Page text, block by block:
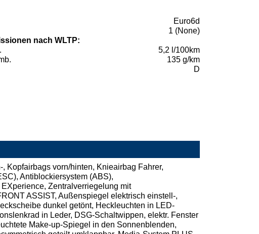
Euro6d
1 (None)
nach WLTP:
5,2 l/100km
135 g/km
D
Kopfairbags vorn/hinten, Knieairbag Fahrer,
Antiblockiersystem (ABS),
Zentralverriegelung mit
ASSIST, Außenspiegel elektrisch einstell-,
dunkel getönt, Heckleuchten in LED-
in Leder, DSG-Schaltwippen, elektr. Fenster
Make-up-Spiegel in den Sonnenblenden,